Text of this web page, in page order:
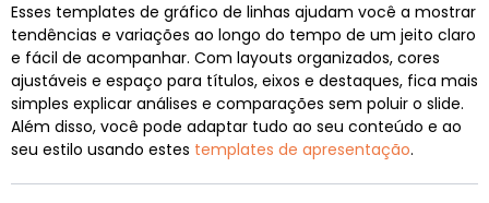
Esses templates de gráfico de linhas ajudam você a mostrar
tendências e variações ao longo do tempo de um jeito claro
e fácil de acompanhar. Com layouts organizados, cores
ajustáveis e espaço para títulos, eixos e destaques, fica mais
simples explicar análises e comparações sem poluir o slide.
Além disso, você pode adaptar tudo ao seu conteúdo e ao
seu estilo usando estes templates de apresentação.